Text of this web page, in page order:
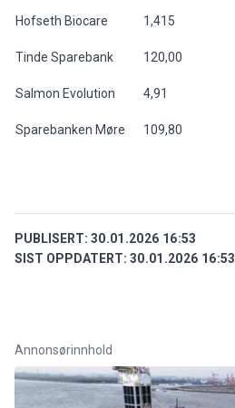
Hofseth Biocare 1,415
Tinde Sparebank 120,00
Salmon Evolution 4,91
Sparebanken Møre 109,80
PUBLISERT: 30.01.2026 16:53
SIST OPPDATERT: 30.01.2026 16:53
Annonsørinnhold